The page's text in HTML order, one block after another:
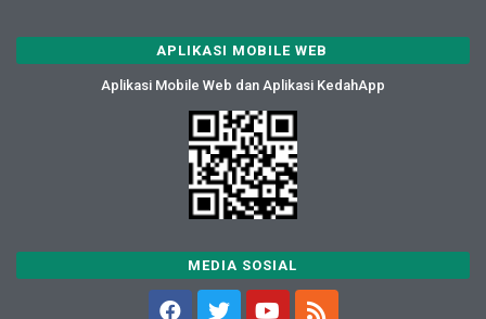
APLIKASI MOBILE WEB
Aplikasi Mobile Web dan Aplikasi KedahApp
MEDIA SOSIAL